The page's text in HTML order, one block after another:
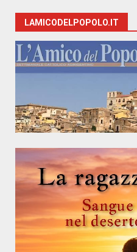
LAMICODELPOPOLO.IT